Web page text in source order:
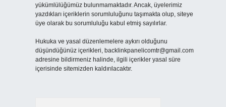
yükümlülüğümüz bulunmamaktadır. Ancak, üyelerimiz
yazdıkları içeriklerin sorumluluğunu taşımakta olup, siteye
üye olarak bu sorumluluğu kabul etmiş sayılırlar.
Hukuka ve yasal düzenlemelere aykırı olduğunu
düşündüğünüz içerikleri, backlinkpanelicomtr@gmail.com
adresine bildirmeniz halinde, ilgili içerikler yasal süre
içerisinde sitemizden kaldırılacaktır.